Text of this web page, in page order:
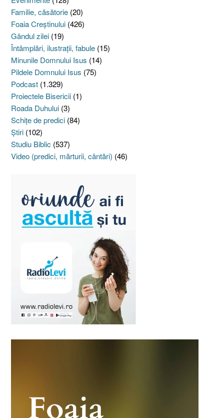
Familie, căsătorie (20)
Foaia Creştinului (426)
Gândul zilei (19)
Întâmplări, ilustraţii, fabule (15)
Minunile Domnului Isus (14)
Pildele Domnului Isus (75)
Podcast (1.329)
Proiectele Bisericii (1)
Roada Duhului (3)
Schiţe de predici (84)
Ştiri (102)
Studiu Biblic (537)
Video (predici, mărturii, cântări) (46)